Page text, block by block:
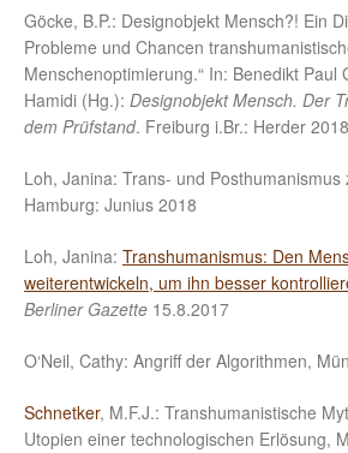
Göcke, B.P.: Designobjekt Mensch?! Ein
Probleme und Chancen
Menschenoptimierung.“ In: Benedikt Paul
Hamidi (Hg.): Designobjekt Mensch. Der
dem Prüfstand. Freiburg i.Br.: Herder
Loh, Janina: Trans- und Posthumanismus
Hamburg: Junius 2018
Loh, Janina: Transhumanismus: Den
weiterentwickeln, um ihn besser
Berliner Gazette 15.8.2017
O‘Neil, Cathy: Angriff der Algorithmen,
Schnetker, M.F.J.: Transhumanistische
Utopien einer technologischen Erlösung,